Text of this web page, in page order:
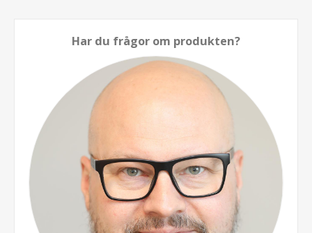
Har du frågor om produkten?